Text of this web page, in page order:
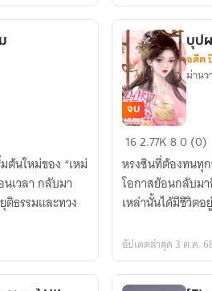
พิณ
เฉินฉิง
ต้นใหม่ของ “เหม่
เวลา กลับมา
ธรรมและทวง
บุปผา
แค้น(จบ
แล้ว)
(มี
บุ๊ก)
จบ
บุป
อดีต
ม่านว
162.77K80 (0)
หรงซินที่ต้องทนทุ
โอกาสย้อนกลับม
เหล่านั้นได้มีชีวิต
อัปเดตล่าสุด 3 ต.ค.